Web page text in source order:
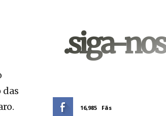
das
.siga-nos
16,985 Fãs